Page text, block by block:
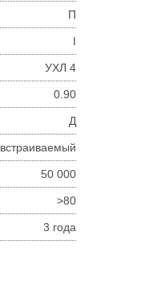
П
I
УХЛ 4
0.90
Д
встраиваемый
50 000
>80
3 года